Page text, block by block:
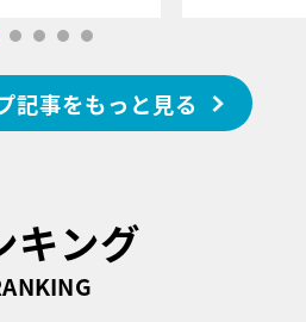
記事をもっと見る
キング